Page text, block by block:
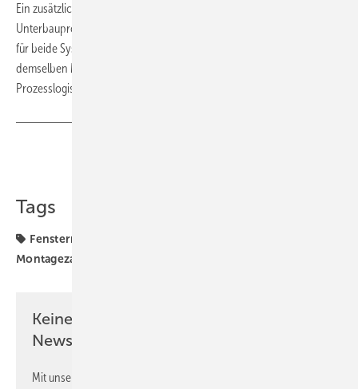
Ein zusätzlicher Vorteil ergibt sich für Betriebe, die bereits Insufox-
Unterbauprofile einsetzen: Sie haben künftig einen Ansprechpartner
für beide Systeme – Unterbauprofil und Montagerahmen aus
demselben Material. Das vereinfacht Lager-, Transport- und
Prozesslogistik erheblich.
Tags
Fenstermontage
Montagezarge
Keine Zeit? Kein Problem mit dem GW
Newsletter!
Mit unserem Newsletter erhalten Sie regelmäßig von uns